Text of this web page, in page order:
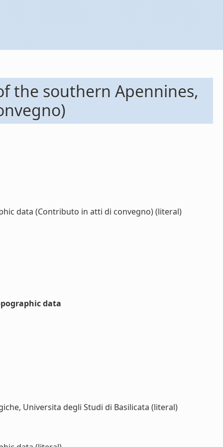
the southern Apennines,
data (Contributo in atti di convegno) (literal)
data
Universita degli Studi di Basilicata (literal)